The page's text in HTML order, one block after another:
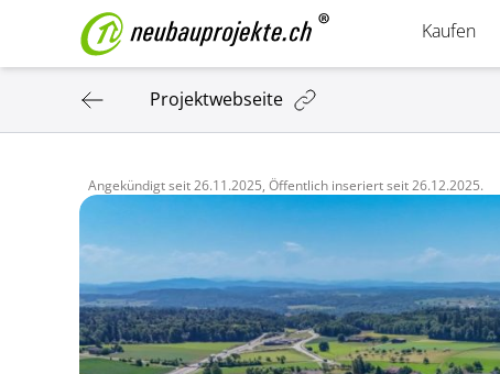
Kaufen
Projektwebseite
Angekündigt seit26.11.2025, Öffentlich inseriert seit26.12.2025.